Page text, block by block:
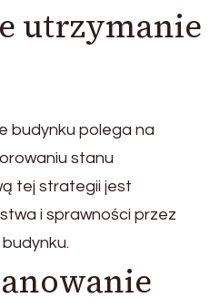
utrzymanie
budynku polega na
stanu
tej strategii jest
i sprawności przez